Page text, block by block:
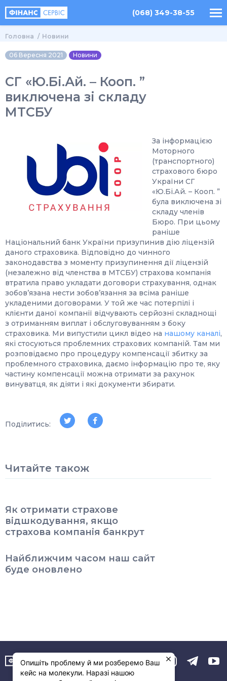
(068) 349-38-55
Головна Новини
06 Вересня 2021 Новини
СГ «Ю.Бі.Ай. – Кооп. ”
виключена зі складу
МТСБУ
За інформацією
Моторного
(транспортного)
страхового бюро
України СГ
«Ю.Бі.Ай. – Кооп. ”
була виключена зі
складу членів
Бюро. При цьому
раніше
Національний банк України призупинив дію ліцензій
даного страховика. Відповідно до чинного
законодавства з моменту призупинення дії ліцензій
(незалежно від членства в МТСБУ) страхова компанія
втратила право укладати договори страхування, однак
зобов’язана нести зобов’язання за всіма раніше
укладеними договорами. У той же час потерпілі і
клієнти даної компанії відчувають серйозні складнощі
з отриманням виплат і обслуговуванням з боку
страховика. Ми випустили цикл відео на нашому каналі,
які стосуються проблемних страхових компаній. Там ми
розповідаємо про процедуру компенсації збитку за
проблемного страховика, даємо інформацію про те, яку
частину компенсації можна отримати за рахунок
винуватця, як діяти і які документи збирати.
Поділитись:
Читайте також
Як отримати страхове
відшкодування, якщо
страхова компанія банкрут
Найближчим часом наш сайт
буде оновлено
Опишіть проблему й ми розберемо Ваш
кейс на молекули. Наразі нашою